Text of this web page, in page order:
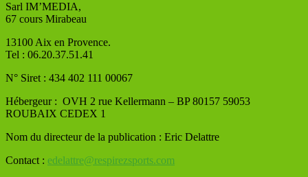
Sarl IM’MEDIA,
67 cours Mirabeau
13100 Aix en Provence.
Tel : 06.20.37.51.41
N° Siret : 434 402 111 00067
Hébergeur : OVH 2 rue Kellermann – BP 80157 59053
ROUBAIX CEDEX 1
Nom du directeur de la publication : Eric Delattre
Contact : edelattre@respirezsports.com